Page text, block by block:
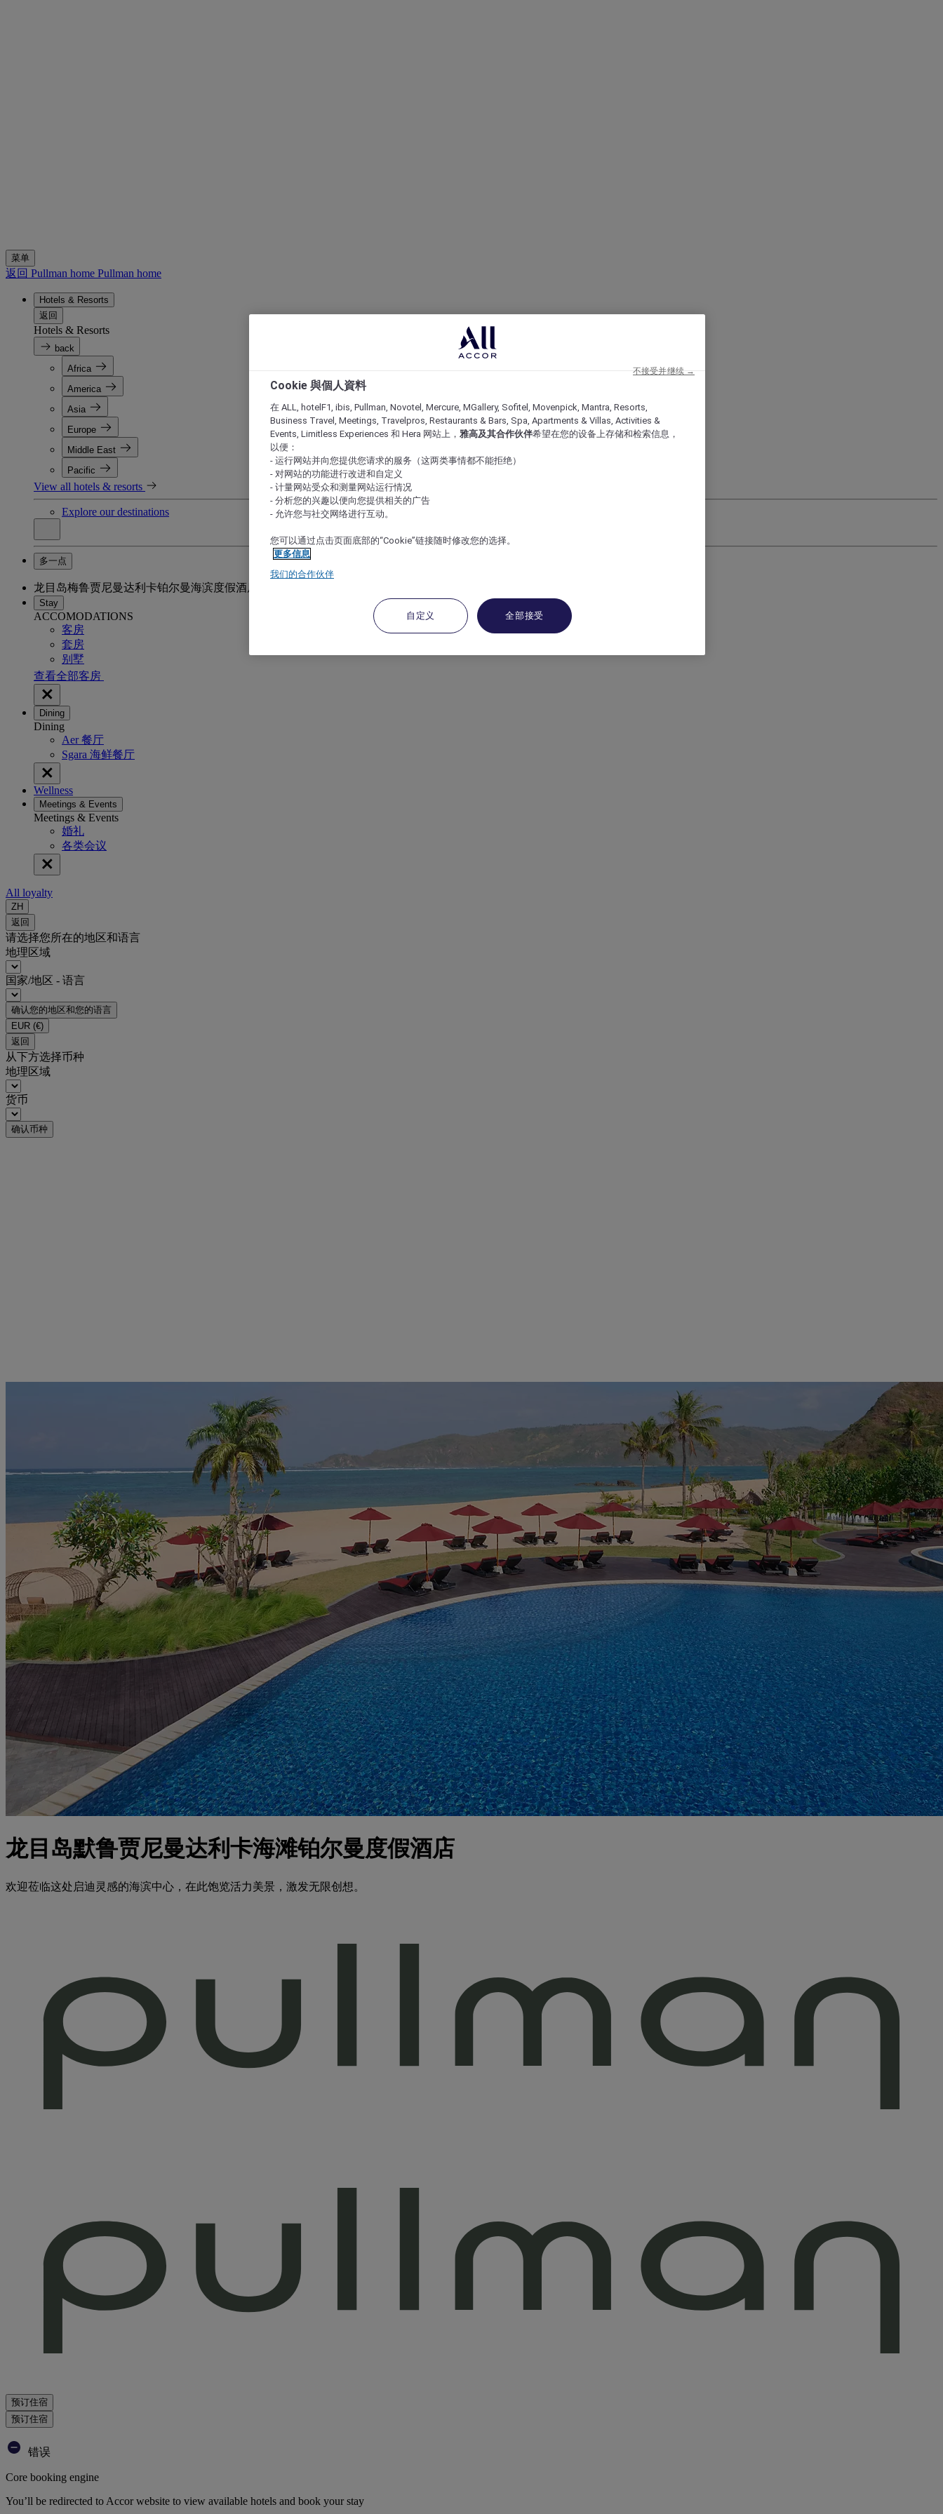
菜单
返回 Pullman home Pullman home
Hotels & Resorts
返回
Hotels & Resorts
back
Africa
America
Asia
Europe
Middle East
Pacific
View all hotels & resorts
Explore our destinations
多一点
龙目岛梅鲁贾尼曼达利卡铂尔曼海滨度假酒店
Stay
ACCOMODATIONS
客房
套房
别墅
查看全部客房
Dining
Dining
Aer 餐厅
Sgara 海鲜餐厅
Wellness
Meetings & Events
Meetings & Events
婚礼
各类会议
All loyalty
ZH
返回
请选择您所在的地区和语言
地理区域
国家/地区 - 语言
确认您的地区和您的语言
EUR (€)
返回
从下方选择币种
地理区域
货币
确认币种
龙目岛默鲁贾尼曼达利卡海滩铂尔曼度假酒店
欢迎莅临这处启迪灵感的海滨中心，在此饱览活力美景，激发无限创想。
预订住宿
预订住宿
错误
Core booking engine
You’ll be redirected to Accor website to view available hotels and book your stay
Cookie 與個人資料
在 ALL, hotelF1, ibis, Pullman, Novotel, Mercure, MGallery, Sofitel, Movenpick, Mantra, Resorts,
Business Travel, Meetings, Travelpros, Restaurants & Bars, Spa, Apartments & Villas, Activities &
Events, Limitless Experiences 和 Hera 网站上， 雅高及其合作伙伴希望在您的设备上存储和检索信息，
以便：
- 运行网站并向您提供您请求的服务（这两类事情都不能拒绝）
- 对网站的功能进行改进和自定义
- 计量网站受众和测量网站运行情况
- 分析您的兴趣以便向您提供相关的广告
- 允许您与社交网络进行互动。
您可以通过点击页面底部的“Cookie”链接随时修改您的选择。
更多信息
我们的合作伙伴
自定义 全部接受
不接受并继续 →